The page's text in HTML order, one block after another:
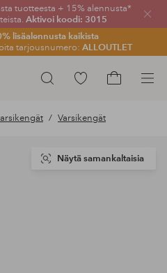
tuotteesta + 15% alennusta*
Aktivoi koodi: 3015
lisäalennusta kaikista
tarjousnumero: ALLOUTLET
Sulje
Hae
Siirry
suosikkituotteisiin
Varsikengät
Näytä samankaltaisia